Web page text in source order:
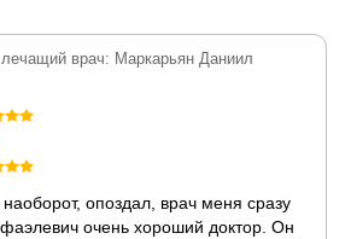
врач: Маркарьян Даниил
опоздал, врач меня сразу
очень хороший доктор. Он